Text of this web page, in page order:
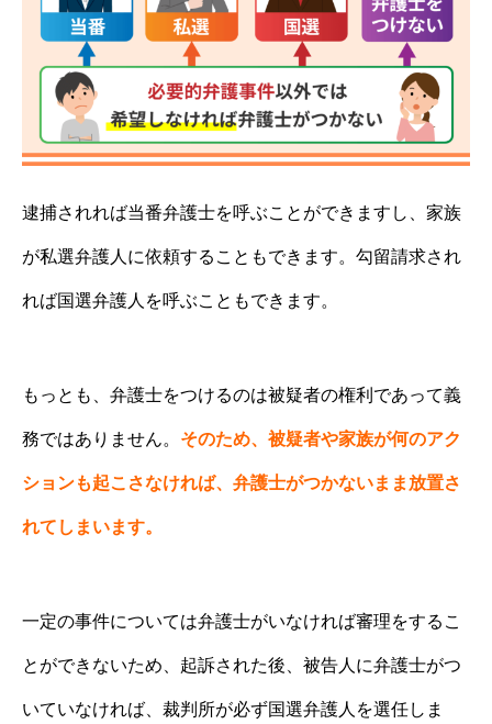
逮捕されれば当番弁護士を呼ぶことができますし、家族
が私選弁護人に依頼することもできます。勾留請求され
れば国選弁護人を呼ぶこともできます。
もっとも、弁護士をつけるのは被疑者の権利であって義
務ではありません。 そのため、被疑者や家族が何のアク
ションも起こさなければ、弁護士がつかないまま放置さ
れてしまいます。
一定の事件については弁護士がいなければ審理をするこ
とができないため、起訴された後、被告人に弁護士がつ
いていなければ、裁判所が必ず国選弁護人を選任しま